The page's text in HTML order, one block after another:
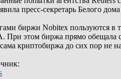
пресс-секретарь Белого
биржи Nobitex пользуются
этом биржа прямо обещала
сама криптобиржа до сих пор не